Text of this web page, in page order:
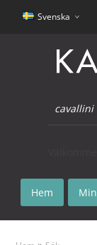
Svenska
Hem